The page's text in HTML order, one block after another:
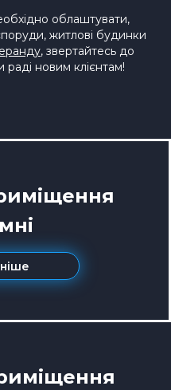
облаштувати,
житлові будинки
, звертайтесь до
новим клієнтам!